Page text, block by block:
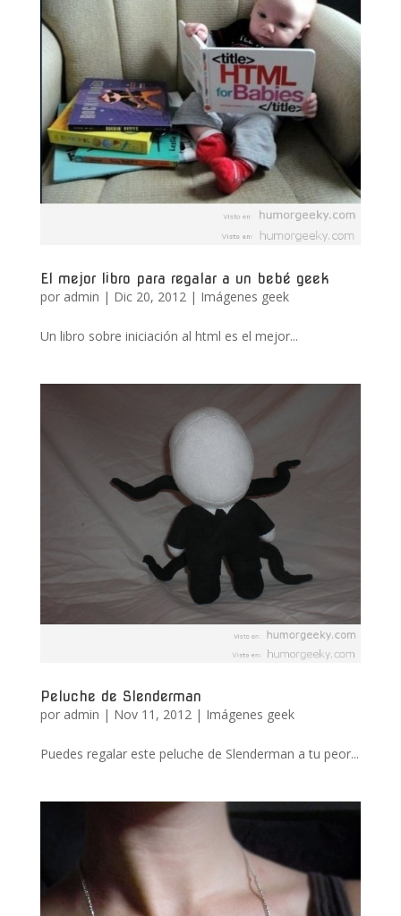
El mejor libro para regalar a un bebé geek
por admin | Dic 20, 2012| Imágenes geek
Un libro sobre iniciación al html es el mejor...
Peluche de Slenderman
por admin | Nov 11, 2012| Imágenes geek
Puedes regalar este peluche de Slenderman a tu peor...